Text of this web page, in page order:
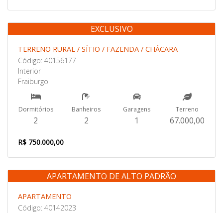
Venda
EXCLUSIVO
TERRENO RURAL / SÍTIO / FAZENDA / CHÁCARA
Código: 40156177
Interior
Fraiburgo
Dormitórios
2
Banheiros
2
Garagens
1
Terreno
67.000,00
R$ 750.000,00
Venda
APARTAMENTO DE ALTO PADRÃO
APARTAMENTO
Código: 40142023